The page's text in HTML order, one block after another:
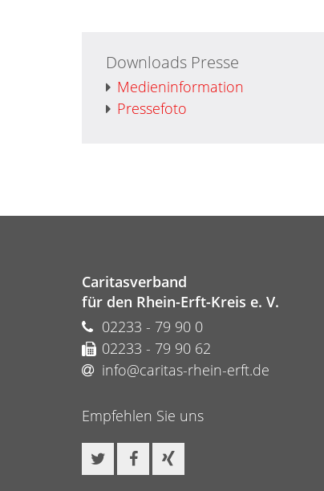
Downloads Presse
Medieninformation
Pressefoto
Caritasverband
für den Rhein-Erft-Kreis e. V.
02233 - 79 90 0
02233 - 79 90 62
info@caritas-rhein-erft.de
Empfehlen Sie uns